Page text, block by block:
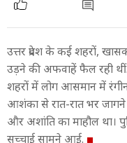
उत्तर प्रदेश के कई शहरों,
उड़ने की अफवाहें फैल रही
शहरों में लोग आसमान में
आशंका से रात-रात भर
और अशांति का माहौल था।
सच्चाई सामने आई.